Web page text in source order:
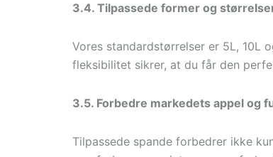
3.4. Tilpassede former og
Vores standardstørrelser er 5L, 10L
fleksibilitet sikrer, at du får den
3.5. Forbedre markedets appel og
Tilpassede spande forbedrer ikke